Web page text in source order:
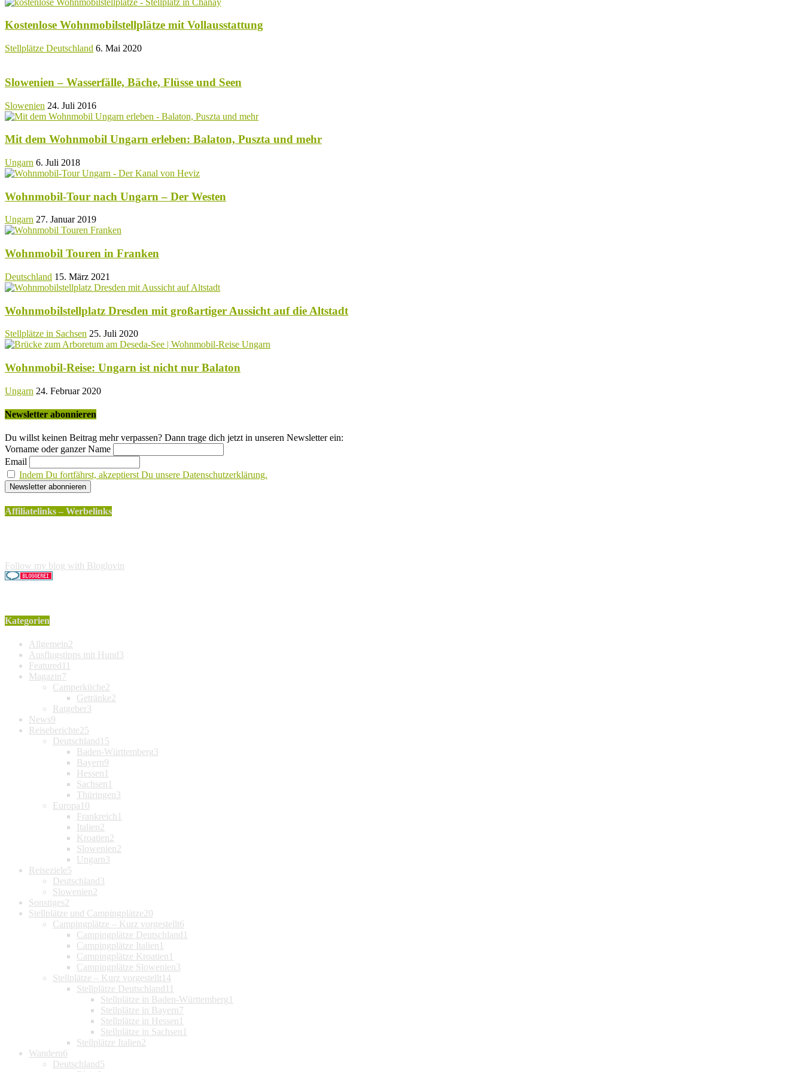
Kostenlose Wohnmobilstellplätze mit Vollausstattung
Stellplätze Deutschland 6. Mai 2020
Slowenien – Wasserfälle, Bäche, Flüsse und Seen
Slowenien 24. Juli 2016
Mit dem Wohnmobil Ungarn erleben: Balaton, Puszta und mehr
Ungarn 6. Juli 2018
Wohnmobil-Tour nach Ungarn – Der Westen
Ungarn 27. Januar 2019
Wohnmobil Touren in Franken
Deutschland 15. März 2021
Wohnmobilstellplatz Dresden mit großartiger Aussicht auf die Altstadt
Stellplätze in Sachsen 25. Juli 2020
Wohnmobil-Reise: Ungarn ist nicht nur Balaton
Ungarn 24. Februar 2020
Newsletter abonnieren
Du willst keinen Beitrag mehr verpassen? Dann trage dich jetzt in unseren Newsletter ein:
Vorname oder ganzer Name
Email
Indem Du fortfährst, akzeptierst Du unsere Datenschutzerklärung.
Affiliatelinks – Werbelinks
Follow my blog with Bloglovin
Kategorien
Allgemein2
Ausflugstipps mit Hund3
Featured 11
Magazin7
Camperküche2
Getränke2
Ratgeber3
News9
Reiseberichte25
Deutschland 15
Baden-Württemberg3
Bayern9
Hessen 1
Sachsen 1
Thüringen3
Europa 10
Frankreich 1
Italien2
Kroatien2
Slowenien2
Ungarn3
Reiseziele5
Deutschland3
Slowenien2
Sonstiges2
Stellplätze und Campingplätze20
Campingplätze – Kurz vorgestellt6
Campingplätze Deutschland 1
Campingplätze Italien 1
Campingplätze Kroatien 1
Campingplätze Slowenien3
Stellplätze – Kurz vorgestellt 14
Stellplätze Deutschland 11
Stellplätze in Baden-Württemberg 1
Stellplätze in Bayern7
Stellplätze in Hessen 1
Stellplätze in Sachsen 1
Stellplätze Italien2
Wandern6
Deutschland5